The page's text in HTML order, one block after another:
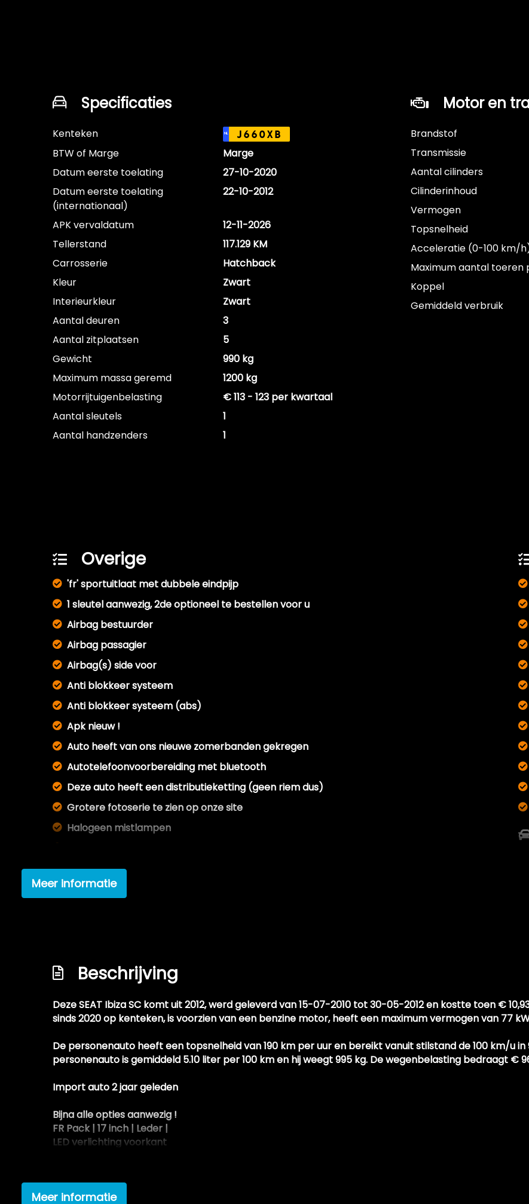
Specificaties
Kenteken NL J660XB
BTW of Marge
Marge
Datum eerste toelating
27-10-2020
Datum eerste toelating
(internationaal)
22-10-2012
APK vervaldatum
12-11-2026
Tellerstand
117.129 KM
Carrosserie
Hatchback
Kleur
Zwart
Interieurkleur
Zwart
Aantal deuren
3
Aantal zitplaatsen
5
Gewicht
990 kg
Maximum massa geremd
1200 kg
Motorrijtuigenbelasting
€ 113 - 123 per kwartaal
Aantal sleutels
1
Aantal handzenders
1
Motor en
Brandstof
Transmissie
Aantal cilinders
Cilinderinhoud
Vermogen
Topsnelheid
Acceleratie (0-100 km/
Maximum aantal toeren
Koppel
Gemiddeld verbruik
Overige
'fr' sportuitlaat met dubbele eindpijp
1 sleutel aanwezig, 2de optioneel te bestellen voor u
Airbag bestuurder
Airbag passagier
Airbag(s) side voor
Anti blokkeer systeem
Anti blokkeer systeem (abs)
Apk nieuw !
Auto heeft van ons nieuwe zomerbanden gekregen
Autotelefoonvoorbereiding met bluetooth
Deze auto heeft een distributieketting (geen riem dus)
Grotere fotoserie te zien op onze site
Halogeen mistlampen
Lm velgen 17"
Metallic lak
Schadevrij / roestvrij
Wis-/was installatie voor koplampen
Meer informatie
Beschrijving
Deze SEAT Ibiza SC komt uit 2012, werd geleverd van 15-07-2010 tot 30-05-2012 en kostte toen €
sinds 2020 op kenteken, is voorzien van een benzine motor, heeft een maximum vermogen van 77
De personenauto heeft een topsnelheid van 190 km per uur en bereikt vanuit stilstand de 100 km/u
personenauto is gemiddeld 5.10 liter per 100 km en hij weegt 995 kg. De wegenbelasting bedraagt €
Import auto 2 jaar geleden
Bijna alle opties aanwezig !
FR Pack | 17 inch | Leder |
LED verlichting voorkant
Stoelverwarming
Geblindeerde ramen
Meer informatie